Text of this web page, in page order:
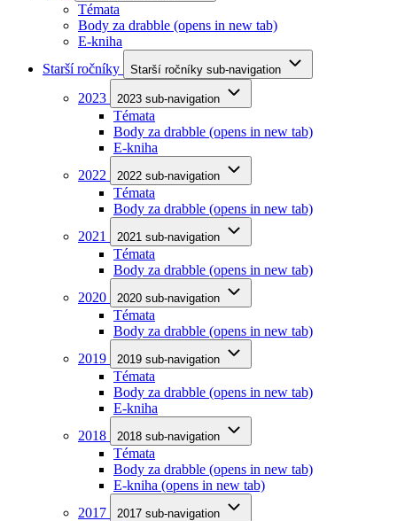
Témata
Body za drabble (opens in new tab)
E-kniha
Starší ročníky
Starší ročníky sub-navigation
2023 2023 sub-navigation
Témata
Body za drabble (opens in new tab)
E-kniha
2022
2022 sub-navigation
Témata
Body za drabble (opens in new tab)
2021
2021 sub-navigation
Témata
Body za drabble (opens in new tab)
2020
2020 sub-navigation
Témata
Body za drabble (opens in new tab)
2019
2019 sub-navigation
Témata
Body za drabble (opens in new tab)
E-kniha
2018
2018 sub-navigation
Témata
Body za drabble (opens in new tab)
E-kniha (opens in new tab)
2017
2017 sub-navigation